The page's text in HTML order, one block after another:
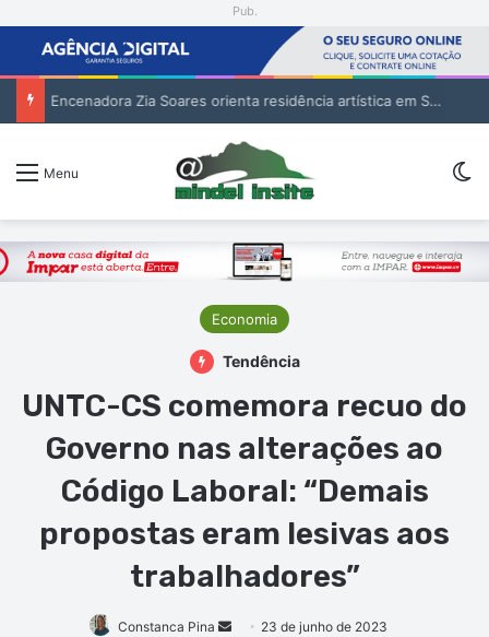
Pub.
Encenadora Zia Soares orienta residência artística em São Vicente
Menu
Economia
Tendência
UNTC-CS comemora recuo do
Governo nas alterações ao
Código Laboral: “Demais
propostas eram lesivas aos
trabalhadores”
Constanca Pina
Mande23 de junho de 2023